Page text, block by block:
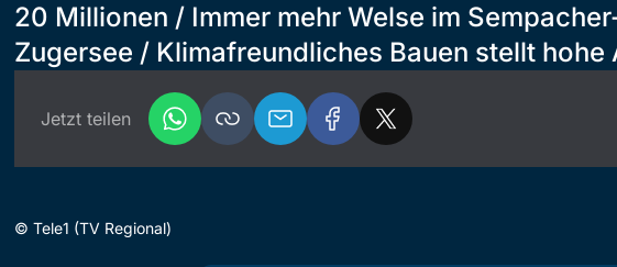
20 Millionen / Immer mehr Welse im
Zugersee / Klimafreundliches Bauen stellt hohe
Jetzt teilen
© Tele1 (TV Regional)